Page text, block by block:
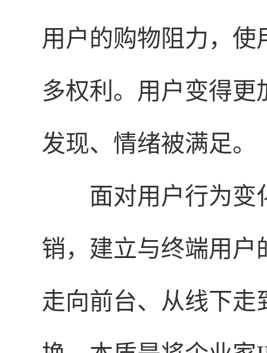
用户的购物阻力，
多权利。用户变得
发现、情绪被满足。
面对用户行为变
销，建立与终端用户
走向前台、从线下